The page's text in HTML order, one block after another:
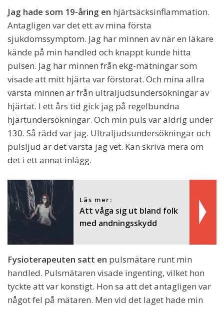
Jag hade som 19-åring en hjärtsäcksinflammation.
Antagligen var det ett av mina första
sjukdomssymptom. Jag har minnen av när en läkare
kände på min handled och knappt kunde hitta
pulsen. Jag har minnen från ekg-mätningar som
visade att mitt hjärta var förstorat. Och mina allra
värsta minnen är från ultraljudsundersökningar av
hjärtat. I ett års tid gick jag på regelbundna
hjärtundersökningar. Och min puls var aldrig under
130. Så rädd var jag. Ultraljudsundersökningar och
pulsljud är det värsta jag vet. Kan skriva mera om
det i ett annat inlägg.
Läs mer:
Att våga sig ut bland folk
med andningsskydd
Fysioterapeuten satt en pulsmätare runt min
handled. Pulsmätaren visade ingenting, vilket hon
tyckte att var konstigt. Hon sa att det antagligen var
något fel på mätaren. Men vid det laget hade min